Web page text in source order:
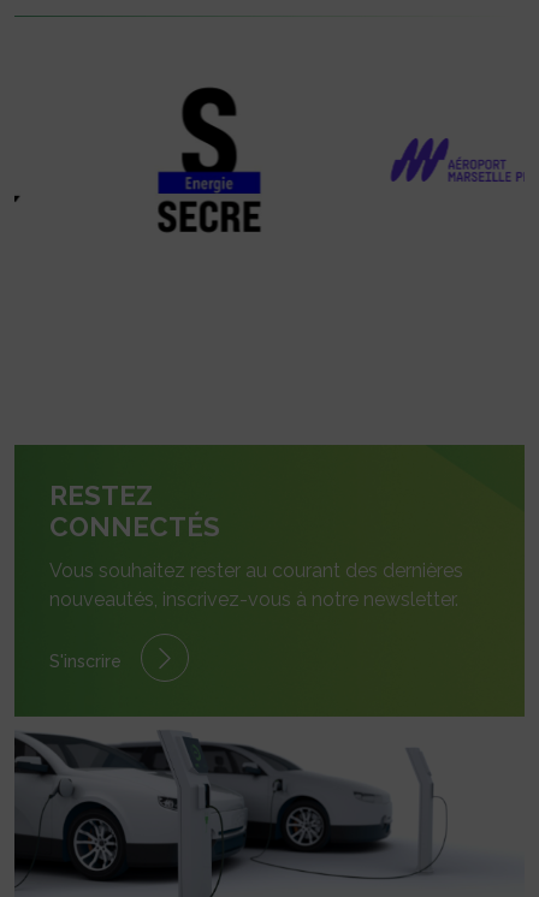
RESTEZ
CONNECTÉS
Vous souhaitez rester au courant des dernières
nouveautés, inscrivez-vous à notre newsletter.
S'inscrire